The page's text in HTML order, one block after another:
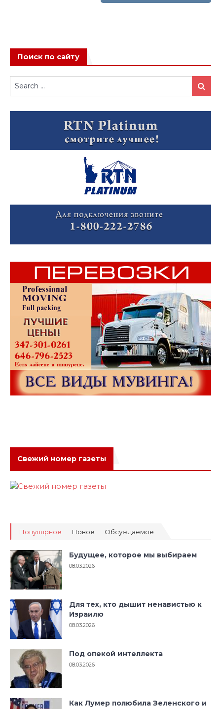
Поиск по сайту
Search
for:
Search
Свежий номер газеты
Популярное Новое Обсуждаемое
Будущее, которое мы выбираем
08.03.2026
Для тех, кто дышит ненавистью к
Израилю
08.03.2026
Под опекой интеллекта
08.03.2026
Как Лумер полюбила Зеленского и